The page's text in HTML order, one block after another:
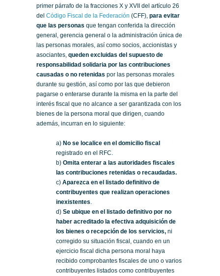
primer párrafo de la fracciones X y XVII del artículo 26
del Código Fiscal de la Federación (CFF), para evitar
que las personas que tengan conferida la dirección
general, gerencia general o la administración única de
las personas morales, así como socios, accionistas y
asociantes, queden excluidas del supuesto de
responsabilidad solidaria por las contribuciones
causadas o no retenidas por las personas morales
durante su gestión, así como por las que debieron
pagarse o enterarse durante la misma en la parte del
interés fiscal que no alcance a ser garantizada con los
bienes de la persona moral que dirigen, cuando
además, incurran en lo siguiente:
a) No se localice en el domicilio fiscal
registrado en el RFC.
b) Omita enterar a las autoridades fiscales
las contribuciones retenidas o recaudadas.
c) Aparezca en el listado definitivo de
contribuyentes que realizan operaciones
inexistentes
d) Se ubique en el listado definitivo por no
haber acreditado la efectiva adquisición de
los bienes o recepción de los servicios, ni
corregido su situación fiscal, cuando en un
ejercicio fiscal dicha persona moral haya
recibido comprobantes fiscales de uno o varios
contribuyentes listados como contribuyentes